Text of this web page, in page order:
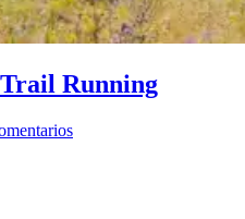
Running